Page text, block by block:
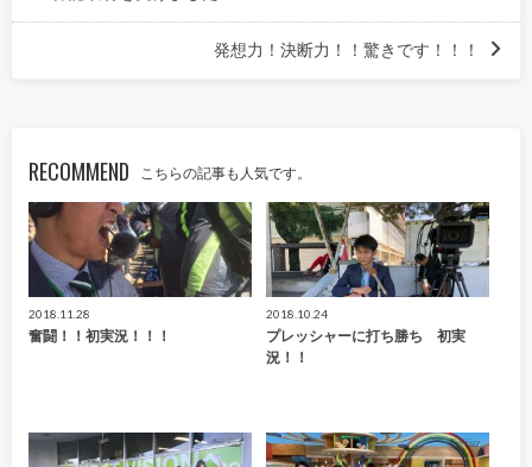
発想力！決断力！！驚きです！！！
RECOMMEND こちらの記事も人気です。
2018.11.28
奮闘！！初実況！！！
2018.10.24
プレッシャーに打ち勝ち 初実
況！！